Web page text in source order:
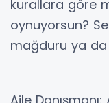
kurallara göre
oynuyorsun?
mağduru ya da